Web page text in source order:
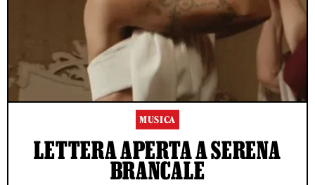
MUSICA
LETTERA APERTA A SERENA
BRANCALE